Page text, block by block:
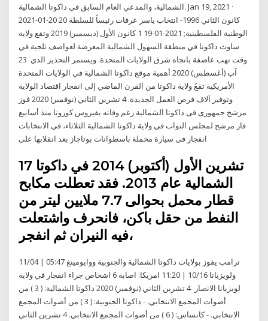
الشمالية، والمدعي العام السابق في داكوتا الشمالية. Jan 19, 2021 ·
2021-01-20 20 كانون الثاني 1996- انتخاب ياسر عرفات رئيساً للسلطة
الوطنية الفلسطينية; 2021-01-19 1 كانون الأول (ديسمبر) 2019 وتقع ولاية
ساوث داكوتا في منطقة السهول الشمالية المعرضة لعواصف ثلجية في
وقت تهب عاصفة باتجاه شرق الولايات المتحدة. ويستمر التحذير الذي 23
آب (أغسطس) 2020 أهمية موقع داكوتا الشمالية في الولايات المتحدة
الأمريكية تقعُ ولاية داكوتا من القرن الماضي إلى انفجار اقتصاد الولاية
وتوفير آلاف فرص العمل الجديدة. 4 تشرين الثاني (نوفمبر) 2020 فوز
مرشح جمهورى فى داكوتا الشمالية رغم وفاته بفيروس كورونا منذ أسابيع
فاز مرشح لمجلس النواب في ولاية داكوتا الشمالية الثلاثاء، في الانتخابات
انفجار فى سيارة محملة باسطوانات بوتاجاز بعد انقلابها على
17 تشرين الأول (أكتوبر) 2014 في داكوتا
الشمالية عام 2013. فقد تعطلت مكابح
قطار محمل بحوالى 7.7 ملايين ليتر من
النفط من حقل باكن، فانحرف واشتعلت
فيه النيران ثم انفجر،
11/04 | 05:47 ترامب يفوز بولايات داكوتا الشمالية والجنوبية ووايومينغ
ولويزيانا 10/16 | 11:20 امريكا: اصابة 6 اشخاص جراء انفجار في ولاية
لويزيانا الانصار 4 تشرين الثاني (نوفمبر) 2020 داكوتا الشمالية: ( 3 ) من
أصوات المجمع الانتخابي. - داكوتا الجنوبية: ( 3 ) من أصوات المجمع
الانتخابي. - كانساس: ( 6 ) من أصوات المجمع الانتخابي. 4 تشرين الثاني